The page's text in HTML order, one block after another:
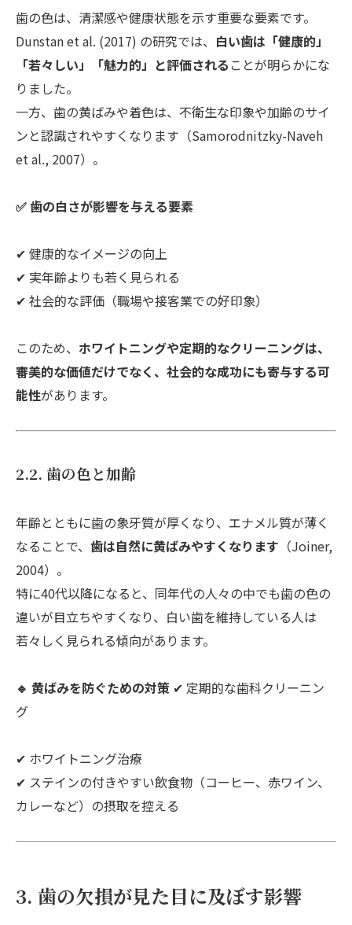
歯の色は、清潔感や健康状態を示す重要な要素です。
Dunstan et al. (2017) の研究では、 白い歯は「健康的」
「若々しい」「魅力的」と評価される ことが明らかにな
りました。
一方、歯の黄ばみや着色は、不衛生な印象や加齢のサイ
ンと認識されやすくなります（Samorodnitzky-Naveh
et al., 2007）。
✅ 歯の白さが影響を与える要素
✔ 健康的なイメージの向上
✔ 実年齢よりも若く見られる
✔ 社会的な評価（職場や接客業での好印象）
このため、 ホワイトニングや定期的なクリーニングは、
審美的な価値だけでなく、社会的な成功にも寄与する可
能性があります。
2.2. 歯の色と加齢
年齢とともに歯の象牙質が厚くなり、エナメル質が薄く
なることで、 歯は自然に黄ばみやすくなります （Joiner,
2004）。
特に40代以降になると、同年代の人々の中でも歯の色の
違いが目立ちやすくなり、白い歯を維持している人は
若々しく見られる傾向があります。
🔹 黄ばみを防ぐための対策 ✔ 定期的な歯科クリーニン
グ
✔ ホワイトニング治療
✔ ステインの付きやすい飲食物（コーヒー、赤ワイン、
カレーなど）の摂取を控える
3. 歯の欠損が見た目に及ぼす影響